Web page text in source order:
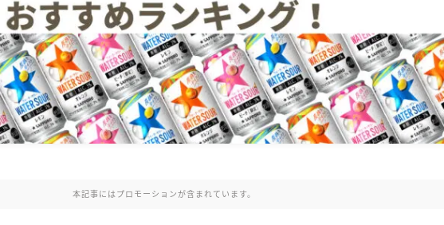
麹レモンサワー
本搾り
スミノフ セルツァー
サントリー
ー196℃ ストロングゼロ
ー196℃ 瞬間凍結
本記事にはプロモーションが含まれています。